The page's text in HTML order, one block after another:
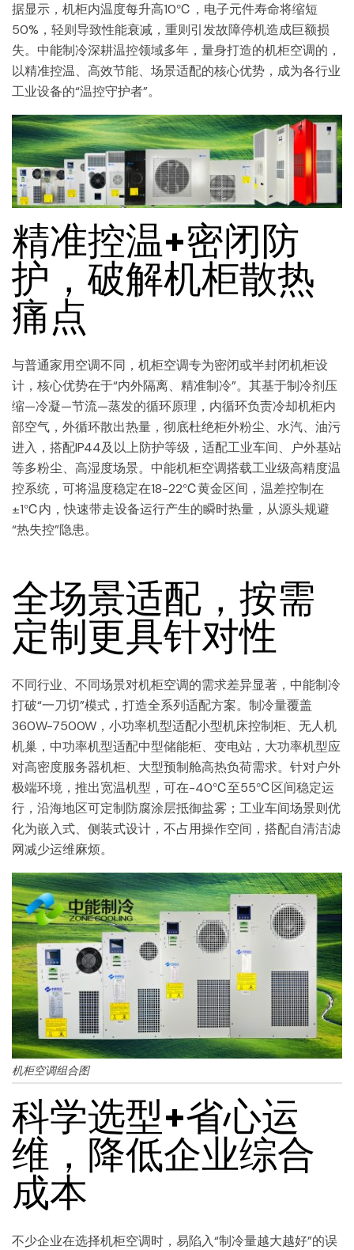
据显示，机柜内温度每升高10℃，电子元件寿命将缩短
50%，轻则导致性能衰减，重则引发故障停机造成巨额损
失。中能制冷深耕温控领域多年，量身打造的机柜空调的，
以精准控温、高效节能、场景适配的核心优势，成为各行业
工业设备的“温控守护者”。
精准控温+密闭防
护，破解机柜散热
痛点
与普通家用空调不同，机柜空调专为密闭或半封闭机柜设
计，核心优势在于“内外隔离、精准制冷”。其基于制冷剂压
缩—冷凝—节流—蒸发的循环原理，内循环负责冷却机柜内
部空气，外循环散出热量，彻底杜绝柜外粉尘、水汽、油污
进入，搭配IP44及以上防护等级，适配工业车间、户外基站
等多粉尘、高湿度场景。中能机柜空调搭载工业级高精度温
控系统，可将温度稳定在18-22℃黄金区间，温差控制在
±1℃内，快速带走设备运行产生的瞬时热量，从源头规避
“热失控”隐患。
全场景适配，按需
定制更具针对性
不同行业、不同场景对机柜空调的需求差异显著，中能制冷
打破“一刀切”模式，打造全系列适配方案。制冷量覆盖
360W-7500W，小功率机型适配小型机床控制柜、无人机
机巢，中功率机型适配中型储能柜、变电站，大功率机型应
对高密度服务器机柜、大型预制舱高热负荷需求。针对户外
极端环境，推出宽温机型，可在-40℃至55℃区间稳定运
行，沿海地区可定制防腐涂层抵御盐雾；工业车间场景则优
化为嵌入式、侧装式设计，不占用操作空间，搭配自清洁滤
网减少运维麻烦。
机柜空调组合图
科学选型+省心运
维，降低企业综合
成本
不少企业在选择机柜空调时，易陷入“制冷量越大越好”的误